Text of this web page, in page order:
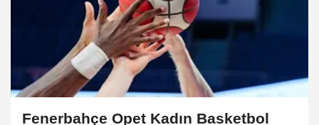
Fenerbahçe Opet Kadın Basketbol